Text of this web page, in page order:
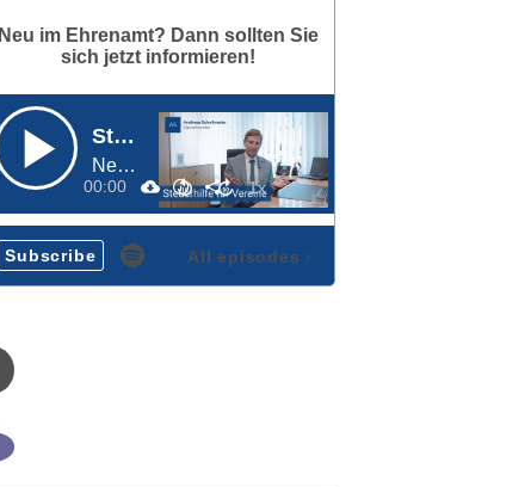
Neu im Ehrenamt? Dann sollten Sie
sich jetzt informieren!
Steuerrecht für Vereine
Neu im Ehrenamt? Dann sollten Sie sich jetzt informieren!
00:00
Subscribe All episodes ›